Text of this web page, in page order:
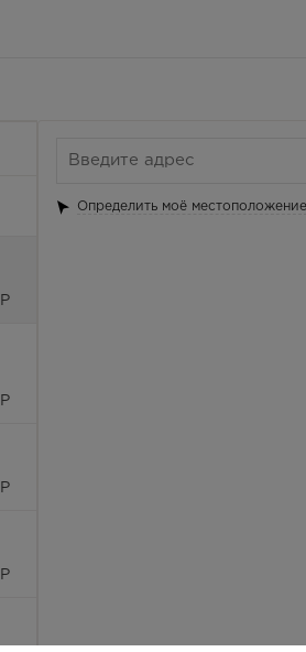
Р
Р
Р
Р
Определить моё местоположение